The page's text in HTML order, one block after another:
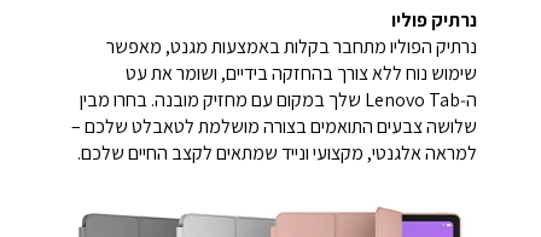
נרתיק פוליו
נרתיק הפוליו מתחבר בקלות באמצעות מגנט, מאפשר
שימוש נוח ללא צורך בהחזקה בידיים, ושומר את עט
ה‑Lenovo Tab שלך במקום עם מחזיק מובנה. בחרו מבין
שלושה צבעים התואמים בצורה מושלמת לטאבלט שלכם –
למראה אלגנטי, מקצועי ונייד שמתאים לקצב החיים שלכם.